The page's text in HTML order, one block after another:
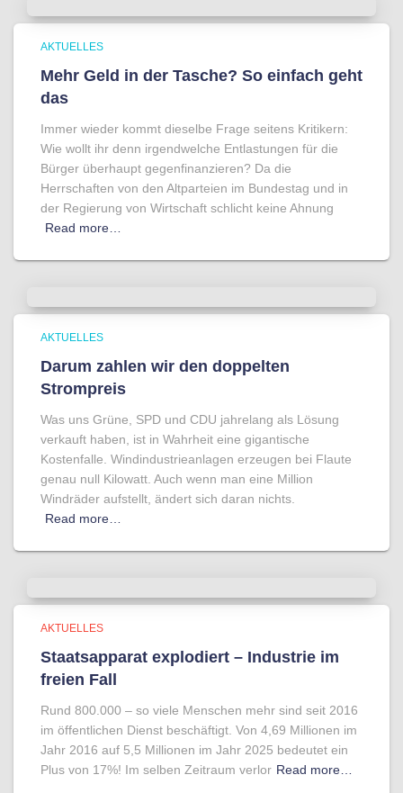
AKTUELLES
Mehr Geld in der Tasche? So einfach geht
das
Immer wieder kommt dieselbe Frage seitens Kritikern:
Wie wollt ihr denn irgendwelche Entlastungen für die
Bürger überhaupt gegenfinanzieren? Da die
Herrschaften von den Altparteien im Bundestag und in
der Regierung von Wirtschaft schlicht keine Ahnung
Read more…
AKTUELLES
Darum zahlen wir den doppelten
Strompreis
Was uns Grüne, SPD und CDU jahrelang als Lösung
verkauft haben, ist in Wahrheit eine gigantische
Kostenfalle. Windindustrieanlagen erzeugen bei Flaute
genau null Kilowatt. Auch wenn man eine Million
Windräder aufstellt, ändert sich daran nichts.
Read more…
AKTUELLES
Staatsapparat explodiert – Industrie im
freien Fall
Rund 800.000 – so viele Menschen mehr sind seit 2016
im öffentlichen Dienst beschäftigt. Von 4,69 Millionen im
Jahr 2016 auf 5,5 Millionen im Jahr 2025 bedeutet ein
Plus von 17%! Im selben Zeitraum verlor Read more…